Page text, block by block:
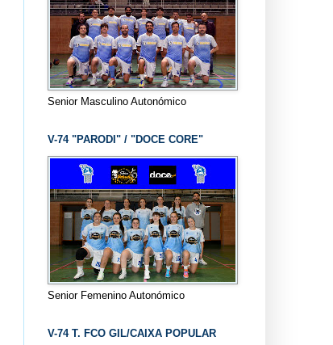
Senior Masculino Autonómico
V-74 "PARODI" / "DOCE CORE"
Senior Femenino Autonómico
V-74 T. FCO GIL/CAIXA POPULAR